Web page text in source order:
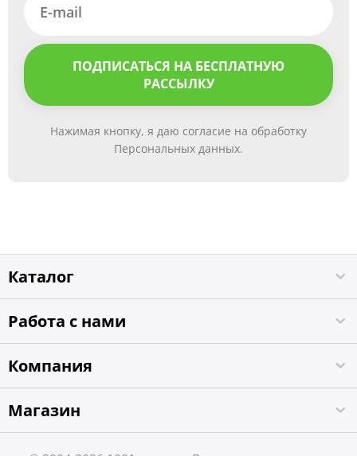
ПОДПИСАТЬСЯ НА БЕСПЛАТНУЮ
РАССЫЛКУ
Нажимая кнопку, я даю согласие на обработку
Персональных данных.
Каталог
Работа с нами
Компания
Магазин